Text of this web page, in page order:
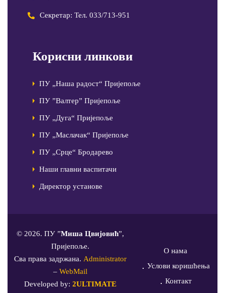
Секретар: Тел. 033/713-951
Корисни линкови
ПУ „Наша радост“ Пријепоље
ПУ ”Валтер” Пријепоље
ПУ „Дуга“ Пријепоље
ПУ „Маслачак“ Пријепоље
ПУ „Срце“ Бродарево
Наши главни васпитачи
Директор установе
© 2026. ПУ ”Миша Цвијовић”,
Пријепоље.
Сва права задржана. Administrator
–WebMail
Developed by: 2ULTIMATE
О нама
Услови коришћења
Контакт